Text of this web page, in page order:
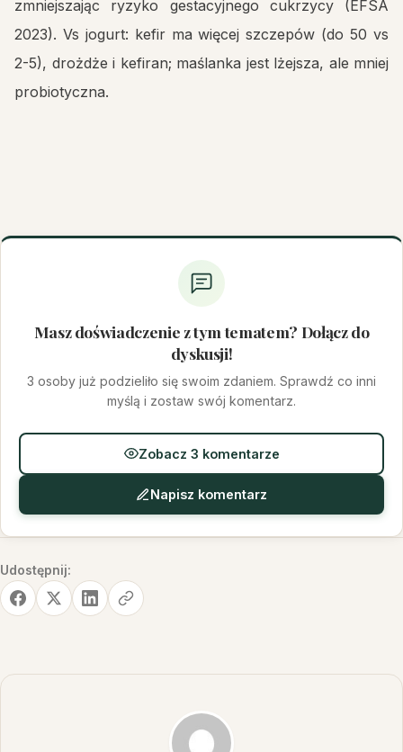
zmniejszając ryzyko gestacyjnego cukrzycy (EFSA
2023). Vs jogurt: kefir ma więcej szczepów (do 50 vs
2-5), drożdże i kefiran; maślanka jest lżejsza, ale mniej
probiotyczna.
Masz doświadczenie z tym tematem? Dołącz do
dyskusji!
3 osoby już podzieliło się swoim zdaniem. Sprawdź co inni
myślą i zostaw swój komentarz.
Zobacz 3 komentarze
Napisz komentarz
Udostępnij: